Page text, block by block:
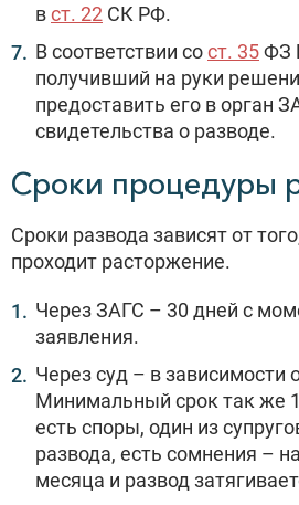
вст. 22 СК РФ.
В соответствии сост. 35ФЗ
получивший на руки
предоставить его в орган
свидетельства о разводе.
Сроки процедуры
Сроки развода зависят от
проходит расторжение.
Через ЗАГС – 30 дней с
заявления.
Через суд – в зависимости
Минимальный срок так же
есть споры, один из
развода, есть сомнения –
месяца и развод